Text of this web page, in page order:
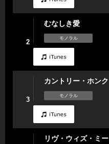
2
むなしき愛
モノラル
3
カントリー・ホンク
モノラル
リヴ・ウィズ・ミー